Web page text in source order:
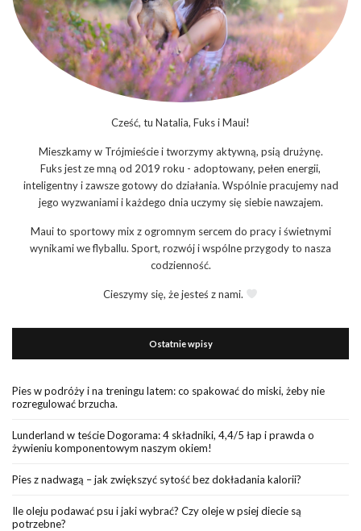
Cześć, tu Natalia, Fuks i Maui!
Mieszkamy w Trójmieście i tworzymy aktywną, psią drużynę.
Fuks jest ze mną od 2019 roku - adoptowany, pełen energii,
inteligentny i zawsze gotowy do działania. Wspólnie pracujemy nad
jego wyzwaniami i każdego dnia uczymy się siebie nawzajem.
Maui to sportowy mix z ogromnym sercem do pracy i świetnymi
wynikami we flyballu. Sport, rozwój i wspólne przygody to nasza
codzienność.
Cieszymy się, że jesteś z nami.
Ostatnie wpisy
Pies w podróży i na treningu latem: co spakować do miski, żeby nie
rozregulować brzucha.
Lunderland w teście Dogorama: 4 składniki, 4,4/5 łap i prawda o
żywieniu komponentowym naszym okiem!
Pies z nadwagą – jak zwiększyć sytość bez dokładania kalorii?
Ile oleju podawać psu i jaki wybrać? Czy oleje w psiej diecie są
potrzebne?